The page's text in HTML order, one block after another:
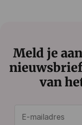
Meld je
van